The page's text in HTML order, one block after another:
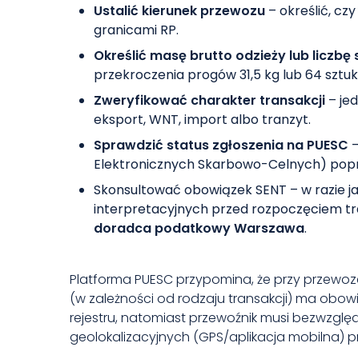
Ustalić kierunek przewozu – określić,
granicami RP.
Określić masę brutto odzieży lub liczbę
przekroczenia progów 31,5 kg lub 64
Zweryfikować charakter transakcji –
eksport, WNT, import albo tranzyt.
Sprawdzić status zgłoszenia na PUESC
Elektronicznych Skarbowo-Celnych)
Skonsultować obowiązek SENT – w
interpretacyjnych przed rozpoczęciem
doradca podatkowy Warszawa.
Platforma PUESC przypomina, że przy
(w zależności od rodzaju transakcji) ma
rejestru, natomiast przewoźnik musi
geolokalizacyjnych (GPS/aplikacja mobilna)